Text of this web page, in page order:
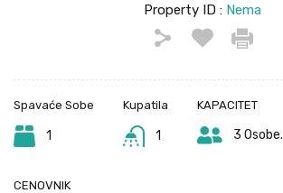
Property ID : Nema
Spavaće Sobe
1
Kupatila
1
KAPACITET
3 Osobe.
CENOVNIK